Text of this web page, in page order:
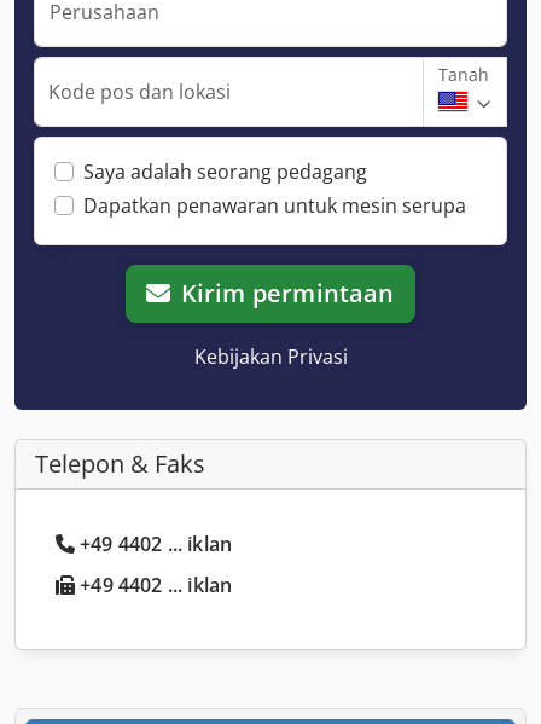
Perusahaan
Kode pos dan lokasi
Tanah
Saya adalah seorang pedagang
Dapatkan penawaran untuk mesin serupa
Kirim permintaan
Kebijakan Privasi
Telepon & Faks
+49 4402 ... iklan
+49 4402 ... iklan